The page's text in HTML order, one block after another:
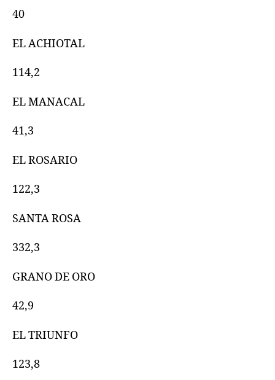
40
EL ACHIOTAL
114,2
EL MANACAL
41,3
EL ROSARIO
122,3
SANTA ROSA
332,3
GRANO DE ORO
42,9
EL TRIUNFO
123,8